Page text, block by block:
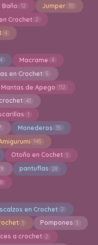
Baño 12 Jumper 10
Crochet 2
4
4 Macrame 4
en Crochet 5
Mantas de Apego 112
41
1
Monederos 35
145
Otoño en Cochet 1
9 pantuflas 28
8
en Crochet 2
1 Pompones 1
a crochet 2